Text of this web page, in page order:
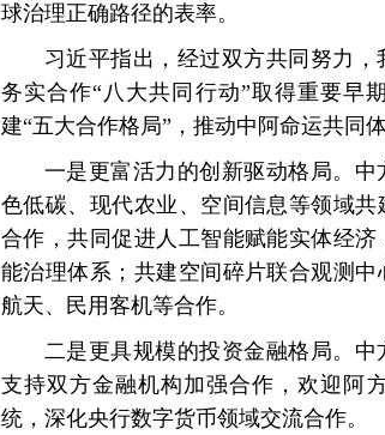
球治理正确路径的表率。
习近平指出，经过双方共同努力
务实合作“八大共同行动”取得重要早
建“五大合作格局”，推动中阿命运共同
一是更富活力的创新驱动格局。
色低碳、现代农业、空间信息等领域
合作，共同促进人工智能赋能实体经
能治理体系；共建空间碎片联合观测
航天、民用客机等合作。
二是更具规模的投资金融格局。中
支持双方金融机构加强合作，欢迎阿
统，深化央行数字货币领域交流合作。